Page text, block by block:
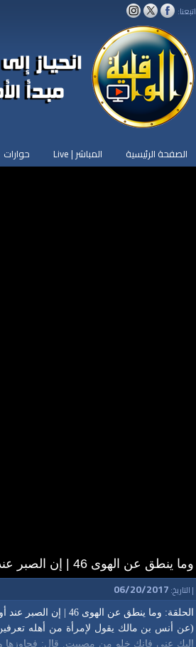
اتبعنا:
الصفحة الرئيسية المباشر | Live
وما ينطق عن الهوى 46 | إن الصبر عند أول صدمة
| التاريخ: 06/20/2017
الحلقة: وما ينطق عن الهوى 46 | إن الصبر عند أول صدمة.
(عن أنس بن مالك يقول لإمرأة من أهله
إليك عني فإنك خلو من مصيبت. قال: